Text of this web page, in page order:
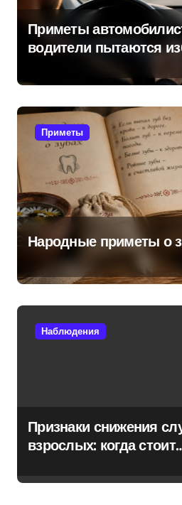
Приметы
водители пытаются
дороге
Приметы
Народные приметы о
Наблюдения
Признаки снижения
взрослых: когда стоит